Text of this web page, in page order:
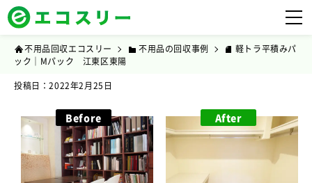
不用品回収エコスリー 不用品の回収事例
軽トラ平積みパ
ック｜Mパック 江東区東陽
投稿日：2022年2月25日
Before After